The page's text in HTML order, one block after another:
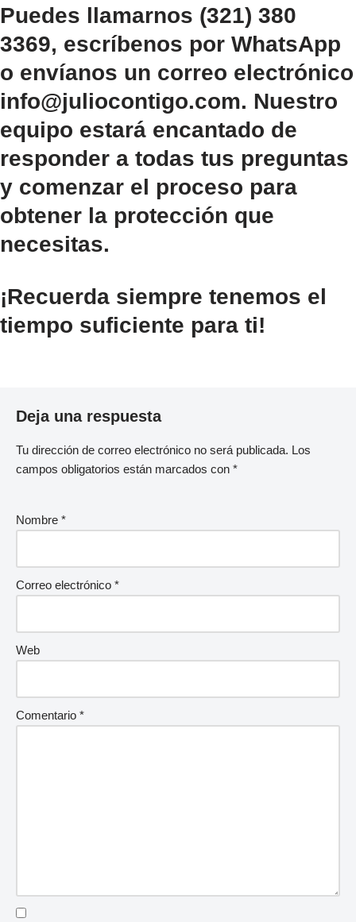
Puedes llamarnos (321) 380
3369, escríbenos por WhatsApp
o envíanos un correo electrónico
info@juliocontigo.com. Nuestro
equipo estará encantado de
responder a todas tus preguntas
y comenzar el proceso para
obtener la protección que
necesitas.
¡Recuerda siempre tenemos el
tiempo suficiente para ti!
Deja una respuesta
Tu dirección de correo electrónico no será publicada. Los
campos obligatorios están marcados con *
Nombre *
Correo electrónico *
Web
Comentario *